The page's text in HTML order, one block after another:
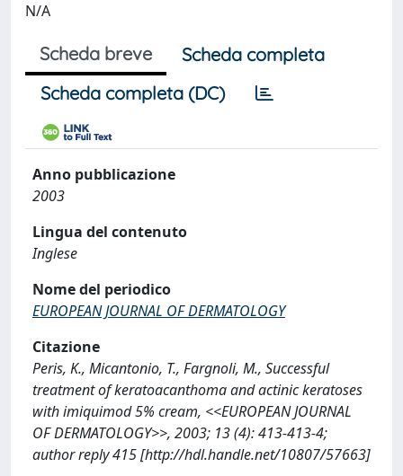
N/A
Scheda breve
Scheda completa
Scheda completa (DC)
Anno pubblicazione
2003
Lingua del contenuto
Inglese
Nome del periodico
EUROPEAN JOURNAL OF DERMATOLOGY
Citazione
Peris, K., Micantonio, T., Fargnoli, M., Successful
treatment of keratoacanthoma and actinic keratoses
with imiquimod 5% cream, <<EUROPEAN JOURNAL
OF DERMATOLOGY>>, 2003; 13 (4): 413-413-4;
author reply 415 [http://hdl.handle.net/10807/57663]